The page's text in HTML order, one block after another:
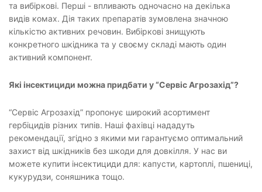
та вибіркові. Перші - впливають одночасно на декілька
видів комах. Дія таких препаратів зумовлена значною
кількістю активних речовин. Вибіркові знищують
конкретного шкідника та у своєму складі мають один
активний компонент.
Які інсектициди можна придбати у “Сервіс Агрозахід”?
“Сервіс Агрозахід” пропонує широкий асортимент
гербіцидів різних типів. Наші фахівці нададуть
рекомендації, згідно з якими ми гарантуємо оптимальний
захист від шкідників без шкоди для довкілля. У нас ви
можете купити інсектициди для: капусти, картоплі, пшениці,
кукурудзи, соняшника тощо.